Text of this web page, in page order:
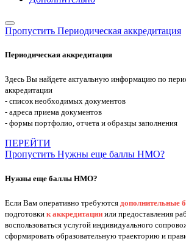
Пропустить Периодическая аккредитация
Периодическая аккредитация
Здесь Вы найдете актуальную информацию по
аккредитации
- список необходимых документов
- адреса приема документов
- формы портфолио, отчета и образцы заполнения
ПЕРЕЙТИ
Пропустить Нужны еще баллы НМО?
Нужны еще баллы НМО?
Если Вам оперативно требуются дополнительные
подготовки к аккредитации или предоставления
воспользоваться услугой индивидуального
сформировать образовательную траекторию и